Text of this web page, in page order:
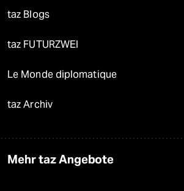
taz Blogs
taz FUTURZWEI
Le Monde diplomatique
taz Archiv
Mehr taz Angebote